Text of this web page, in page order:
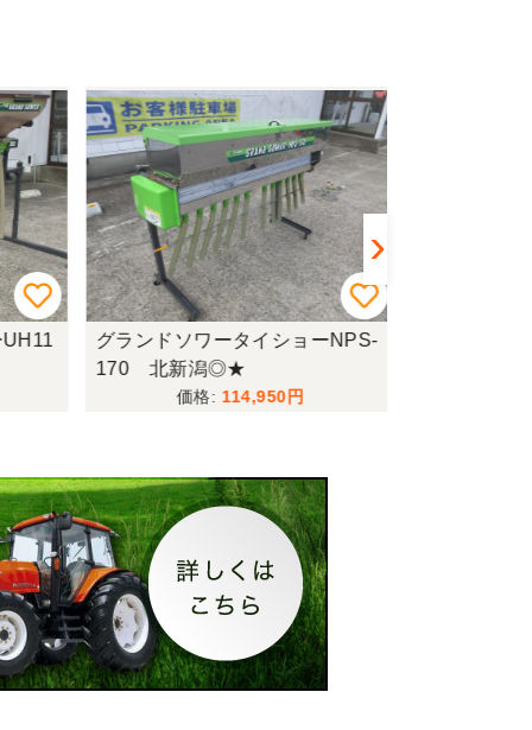
グランドソワータイショーNPS-
170 北新潟◎★
114,950